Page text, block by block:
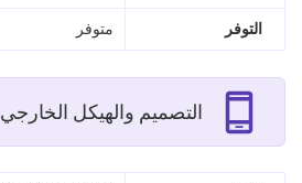
التوفر متوفر
التصميم والهيكل الخارجي